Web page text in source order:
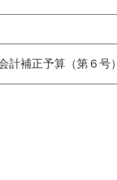
計補正予算（第６号）